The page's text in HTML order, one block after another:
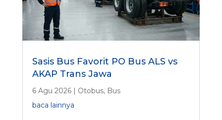
Sasis Bus Favorit PO Bus ALS vs
AKAP Trans Jawa
6 Agu 2026| Otobus, Bus
baca lainnya